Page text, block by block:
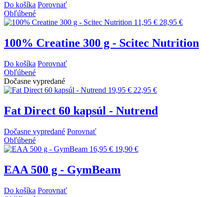
Do košíka Porovnať
Obľúbené
11,95 € 28,95 €
100% Creatine 300 g - Scitec Nutrition
Do košíka Porovnať
Obľúbené
Dočasne vypredané
19,95 € 22,95 €
Fat Direct 60 kapsúl - Nutrend
Dočasne vypredané Porovnať
Obľúbené
16,95 € 19,90 €
EAA 500 g - GymBeam
Do košíka Porovnať